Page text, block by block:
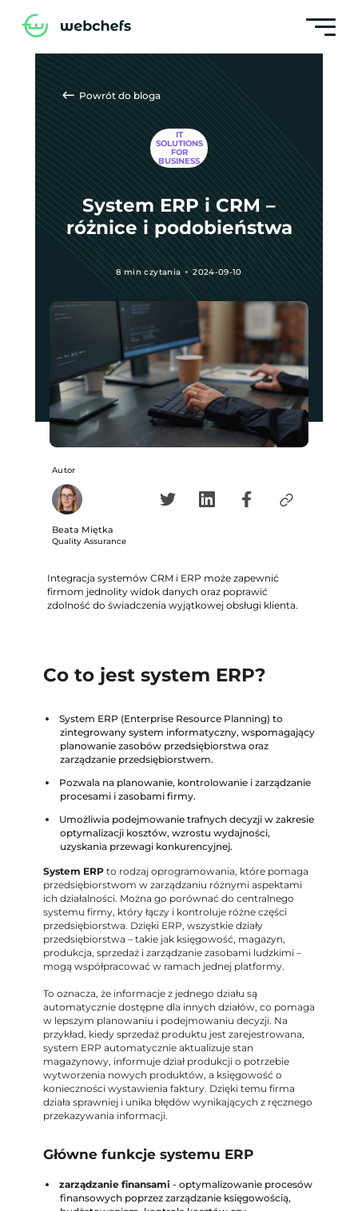
Powrót do bloga
IT
SOLUTIONS
FOR
BUSINESS
System ERP i CRM –
różnice i podobieństwa
Autor
Beata Miętka
Quality Assurance
8 min czytania 2024-09-10
Integracja systemów CRM i ERP może zapewnić
firmom jednolity widok danych oraz poprawić
zdolność do świadczenia wyjątkowej obsługi klienta.
Co to jest system ERP?
System ERP (Enterprise Resource Planning) to
zintegrowany system informatyczny, wspomagający
planowanie zasobów przedsiębiorstwa oraz
zarządzanie przedsiębiorstwem.
Pozwala na planowanie, kontrolowanie i zarządzanie
procesami i zasobami firmy.
Umożliwia podejmowanie trafnych decyzji w zakresie
optymalizacji kosztów, wzrostu wydajności,
uzyskania przewagi konkurencyjnej.
System ERPto rodzaj oprogramowania, które pomaga
przedsiębiorstwom w zarządzaniu różnymi aspektami
ich działalności. Można go porównać do centralnego
systemu firmy, który łączy i kontroluje różne części
przedsiębiorstwa. Dzięki ERP, wszystkie działy
przedsiębiorstwa – takie jak księgowość, magazyn,
produkcja, sprzedaż i zarządzanie zasobami ludzkimi –
mogą współpracować w ramach jednej platformy.
To oznacza, że informacje z jednego działu są
automatycznie dostępne dla innych działów, co pomaga
w lepszym planowaniu i podejmowaniu decyzji. Na
przykład, kiedy sprzedaż produktu jest zarejestrowana,
system ERP automatycznie aktualizuje stan
magazynowy, informuje dział produkcji o potrzebie
wytworzenia nowych produktów, a księgowość o
konieczności wystawienia faktury. Dzięki temu firma
działa sprawniej i unika błędów wynikających z ręcznego
przekazywania informacji.
Główne funkcje systemu ERP
zarządzanie finansami - optymalizowanie procesów
finansowych poprzez zarządzanie księgowością,